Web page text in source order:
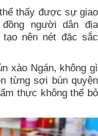
thấy được sự giao
người dân địa
nên nét đặc sắc
xào Ngán, không gì
từng sợi bún quyện
thực không thể bỏ